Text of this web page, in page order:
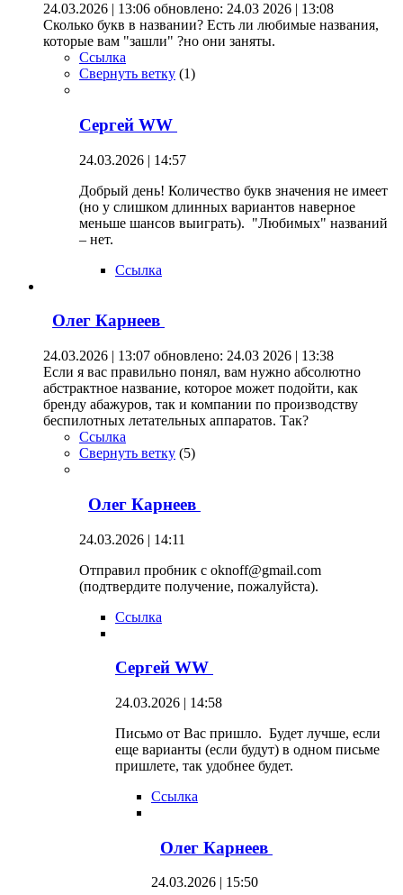
24.03.2026 | 13:06 обновлено: 24.03 2026 | 13:08
Сколько букв в названии? Есть ли любимые названия,
которые вам "зашли" ?но они заняты.
Ссылка
Свернуть ветку (1)
Сергей WW
24.03.2026 | 14:57
Добрый день! Количество букв значения не имеет
(но у слишком длинных вариантов наверное
меньше шансов выиграть). "Любимых" названий
– нет.
Ссылка
Олег Карнеев
24.03.2026 | 13:07 обновлено: 24.03 2026 | 13:38
Если я вас правильно понял, вам нужно абсолютно
абстрактное название, которое может подойти, как
бренду абажуров, так и компании по производству
беспилотных летательных аппаратов. Так?
Ссылка
Свернуть ветку (5)
Олег Карнеев
24.03.2026 | 14:11
Отправил пробник с oknoff@gmail.com
(подтвердите получение, пожалуйста).
Ссылка
Сергей WW
24.03.2026 | 14:58
Письмо от Вас пришло. Будет лучше, если
еще варианты (если будут) в одном письме
пришлете, так удобнее будет.
Ссылка
Олег Карнеев
24.03.2026 | 15:50